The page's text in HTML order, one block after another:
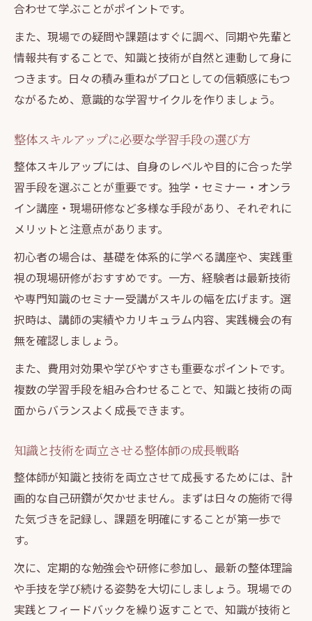
合わせて学ぶことがポイントです。
また、現場での疑問や課題はすぐに調べ、同期や先輩と
情報共有することで、知識と技術が自然と連動して身に
つきます。日々の積み重ねがプロとしての信頼感にもつ
ながるため、意識的な学習サイクルを作りましょう。
整体スキルアップに必要な学習手段の選び方
整体スキルアップには、自身のレベルや目的に合った学
習手段を選ぶことが重要です。独学・セミナー・オンラ
イン講座・現場研修など多様な手段があり、それぞれに
メリットと注意点があります。
初心者の場合は、基礎を体系的に学べる講座や、実践重
視の現場研修がおすすめです。一方、経験者は最新技術
や専門知識のセミナー受講がスキルの幅を広げます。選
択時は、講師の実績やカリキュラム内容、実践機会の有
無を確認しましょう。
また、費用対効果や学びやすさも重要なポイントです。
複数の学習手段を組み合わせることで、知識と技術の両
面からバランスよく成長できます。
知識と技術を両立させる整体師の成長戦略
整体師が知識と技術を両立させて成長するためには、計
画的な自己研鑽が欠かせません。まずは日々の施術で得
た気づきを記録し、課題を明確にすることが第一歩で
す。
次に、定期的な勉強会や研修に参加し、最新の整体理論
や手技を学び続ける姿勢を大切にしましょう。現場での
実践とフィードバックを繰り返すことで、知識が技術と